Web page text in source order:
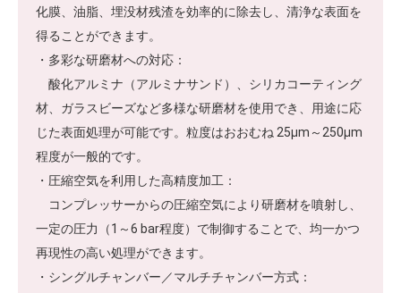
化膜、油脂、埋没材残渣を効率的に除去し、清浄な表面を
得ることができます。
・多彩な研磨材への対応：
酸化アルミナ（アルミナサンド）、シリカコーティング
材、ガラスビーズなど多様な研磨材を使用でき、用途に応
じた表面処理が可能です。粒度はおおむね 25µm～250µm
程度が一般的です。
・圧縮空気を利用した高精度加工：
コンプレッサーからの圧縮空気により研磨材を噴射し、
一定の圧力（1～6 bar程度）で制御することで、均一かつ
再現性の高い処理ができます。
・シングルチャンバー／マルチチャンバー方式：